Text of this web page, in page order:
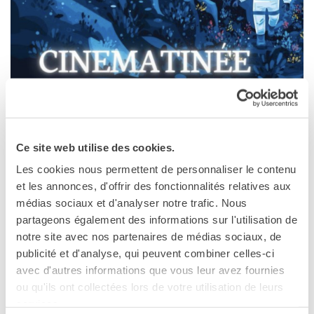
Ce site web utilise des cookies.
Les cookies nous permettent de personnaliser le contenu
et les annonces, d'offrir des fonctionnalités relatives aux
médias sociaux et d'analyser notre trafic. Nous
partageons également des informations sur l'utilisation de
notre site avec nos partenaires de médias sociaux, de
publicité et d'analyse, qui peuvent combiner celles-ci
avec d'autres informations que vous leur avez fournies
ou qu'ils ont collectées lors de votre utilisation de leurs
QUI SOMMES-NOUS ?
L'équipe
Contacts et horaires
IF Italia
Carte de membre
RECHERCHER
2026
Institut français de Naples
Via Francesco Crispi 86
Napoli
Téléphone +39 081 761 62 62
Voir la carte